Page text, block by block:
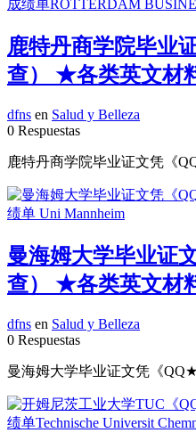
鹿特丹商学院毕业
查） ★各类英文材
dfns en Salud y Belleza
0 Respuestas
鹿特丹商学院毕业证文凭《
曼海姆大学毕业证
查） ★各类英文材
dfns en Salud y Belleza
0 Respuestas
曼海姆大学毕业证文凭《